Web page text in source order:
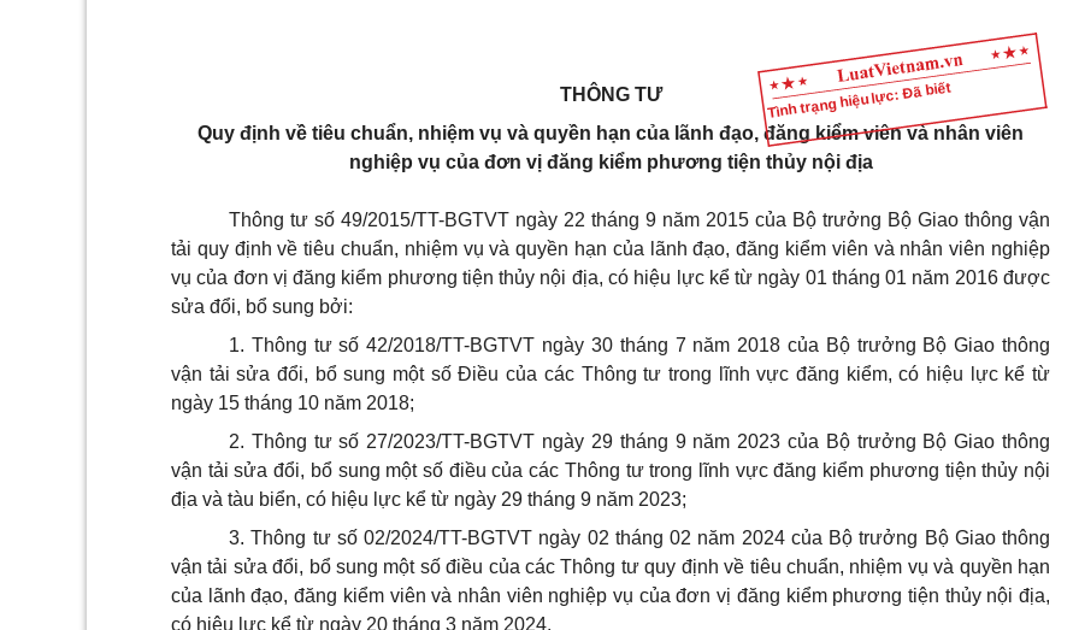
Tình trạng hiệu lực: Đã biết
THÔNG TƯ
Quy định về tiêu chuẩn, nhiệm vụ và quyền hạn của lãnh đạo, đăng kiểm viên và nhân viên
nghiệp vụ của đơn vị đăng kiểm phương tiện thủy nội địa
Thông tư số 49/2015/TT-BGTVT ngày 22 tháng 9 năm 2015 của Bộ trưởng Bộ Giao thông vận
tải quy định về tiêu chuẩn, nhiệm vụ và quyền hạn của lãnh đạo, đăng kiểm viên và nhân viên nghiệp
vụ của đơn vị đăng kiểm phương tiện thủy nội địa, có hiệu lực kể từ ngày 01 tháng 01 năm 2016 được
sửa đổi, bổ sung bởi:
1. Thông tư số 42/2018/TT-BGTVT ngày 30 tháng 7 năm 2018 của Bộ trưởng Bộ Giao thông
vận tải sửa đổi, bổ sung một số Điều của các Thông tư trong lĩnh vực đăng kiểm, có hiệu lực kể từ
ngày 15 tháng 10 năm 2018;
2. Thông tư số 27/2023/TT-BGTVT ngày 29 tháng 9 năm 2023 của Bộ trưởng Bộ Giao thông
vận tải sửa đổi, bổ sung một số điều của các Thông tư trong lĩnh vực đăng kiểm phương tiện thủy nội
địa và tàu biển, có hiệu lực kể từ ngày 29 tháng 9 năm 2023;
3. Thông tư số 02/2024/TT-BGTVT ngày 02 tháng 02 năm 2024 của Bộ trưởng Bộ Giao thông
vận tải sửa đổi, bổ sung một số điều của các Thông tư quy định về tiêu chuẩn, nhiệm vụ và quyền hạn
của lãnh đạo, đăng kiểm viên và nhân viên nghiệp vụ của đơn vị đăng kiểm phương tiện thủy nội địa,
có hiệu lực kể từ ngày 20 tháng 3 năm 2024.